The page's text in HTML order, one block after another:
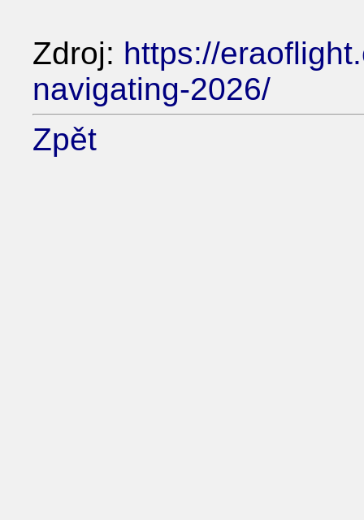
Zdroj: https://
navigating-2026/
Zpět